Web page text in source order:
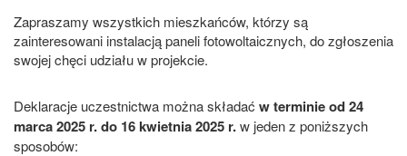
Zapraszamy wszystkich mieszkańców, którzy są
zainteresowani instalacją paneli fotowoltaicznych, do zgłoszenia
swojej chęci udziału w projekcie.
Deklaracje uczestnictwa można składać w terminie od 24
marca 2025 r. do 16 kwietnia 2025 r.w jeden z poniższych
sposobów: